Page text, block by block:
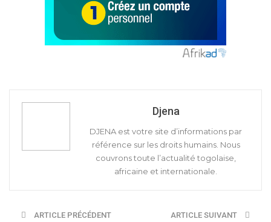
Djena
DJENA est votre site d’informations par
référence sur les droits humains. Nous
couvrons toute l’actualité togolaise,
africaine et internationale.
ARTICLE PRÉCÉDENT ARTICLE SUIVANT